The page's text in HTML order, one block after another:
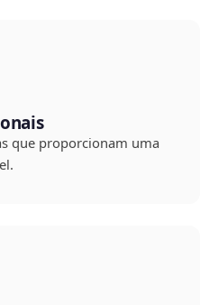
que proporcionam uma